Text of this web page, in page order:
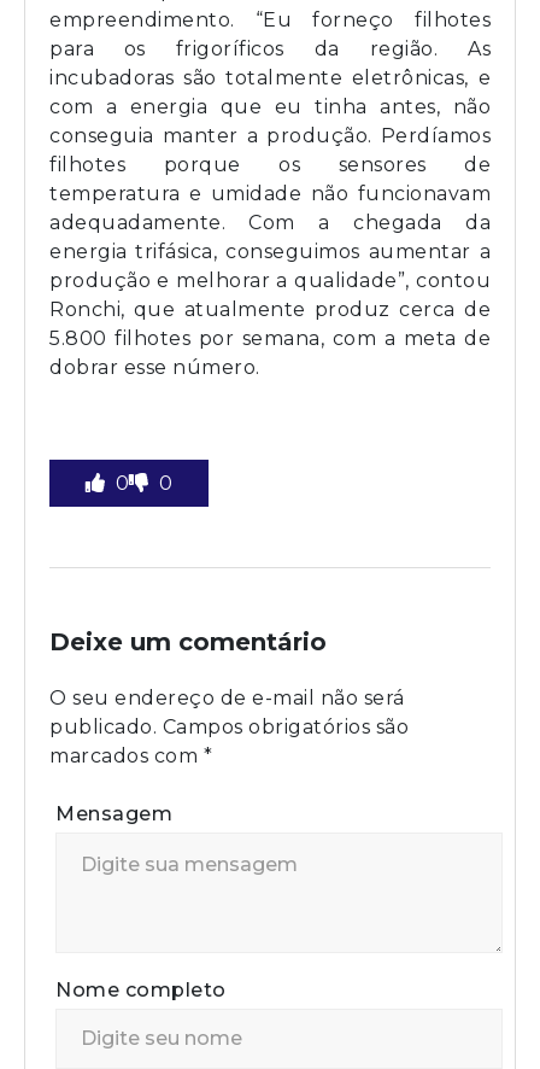
empreendimento. “Eu forneço filhotes
para os frigoríficos da região. As
incubadoras são totalmente eletrônicas, e
com a energia que eu tinha antes, não
conseguia manter a produção. Perdíamos
filhotes porque os sensores de
temperatura e umidade não funcionavam
adequadamente. Com a chegada da
energia trifásica, conseguimos aumentar a
produção e melhorar a qualidade”, contou
Ronchi, que atualmente produz cerca de
5.800 filhotes por semana, com a meta de
dobrar esse número.
0 0
Deixe um comentário
O seu endereço de e-mail não será
publicado. Campos obrigatórios são
marcados com *
Mensagem
Nome completo